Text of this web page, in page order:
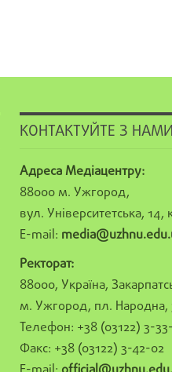
КОНТАКТУЙТЕ З НАМИ
Адреса Медіацентру:
88000 м. Ужгород,
вул. Університетська, 14,
E-mail:
Ректорат:
88000, Україна,
м. Ужгород, пл. Народна,
Телефон: +38 (03122) 3-
Факс: +38 (03122) 3-42-02